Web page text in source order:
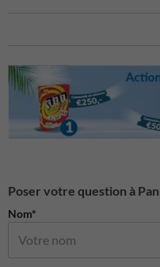
Poser votre question à
Nom*